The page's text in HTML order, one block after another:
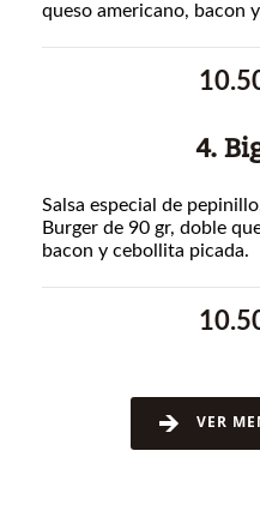
queso americano, bacon
4.
Salsa especial de
Burger de 90 gr, doble
bacon y cebollita picada.
VER